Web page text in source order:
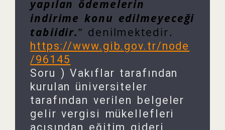
yapılan ödemelerin
indirime konu edilmeyeceği
tabiidir.” denilmektedir.
https://www.gib.gov.tr/node
/96145
Soru ) Vakıflar tarafından
kurulan üniversiteler
tarafından verilen belgeler
gelir vergisi mükellefleri
açısından eğitim gideri